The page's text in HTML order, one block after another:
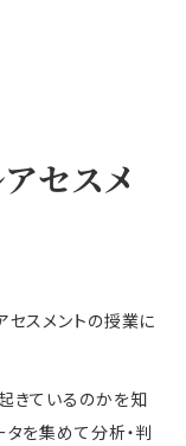
セスメ
セスメントの授業に
きているのかを知
を集めて分析・判